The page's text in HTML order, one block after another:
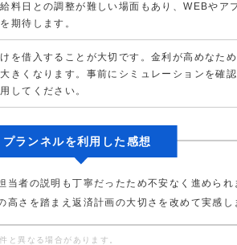
料日との調整が難しい場面もあり、WEBやア
期待します。
を借入することが大切です。金利が高めなた
きくなります。事前にシミュレーションを確
してください。
プランネルを利用した感想
当者の説明も丁寧だったため不安なく進められ
さを踏まえ返済計画の大切さを改めて実感し
と異なる場合があります。